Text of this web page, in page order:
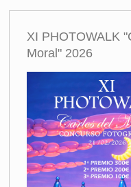
XI PHOTOWALK
Moral" 2026